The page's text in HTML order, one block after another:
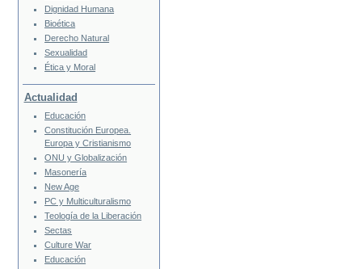
Dignidad Humana
Bioética
Derecho Natural
Sexualidad
Ética y Moral
Actualidad
Educación
Constitución Europea.
Europa y Cristianismo
ONU y Globalización
Masonería
New Age
PC y Multiculturalismo
Teología de la Liberación
Sectas
Culture War
Educación